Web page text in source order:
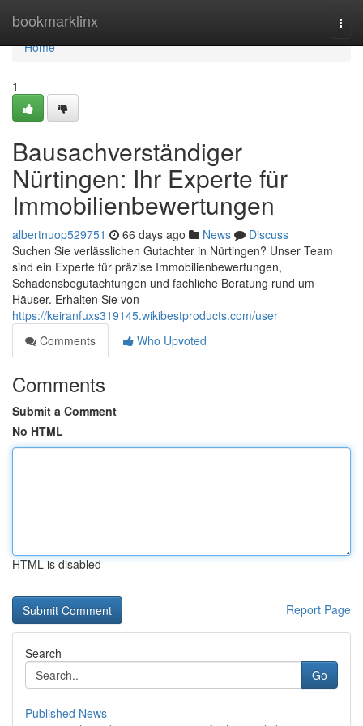
bookmarklinx
Home
Home
1
Bausachverständiger
Nürtingen: Ihr Experte für
Immobilienbewertungen
albertnuop529751 66 days ago News
Discuss
Suchen Sie verlässlichen Gutachter in Nürtingen? Unser Team
sind ein Experte für präzise Immobilienbewertungen,
Schadensbegutachtungen und fachliche Beratung rund um
Häuser. Erhalten Sie von
https://keiranfuxs319145.wikibestproducts.com/user
Comments
Who Upvoted
Comments
Submit a Comment
No HTML
HTML is disabled
Report Page
Search
Go
Published News